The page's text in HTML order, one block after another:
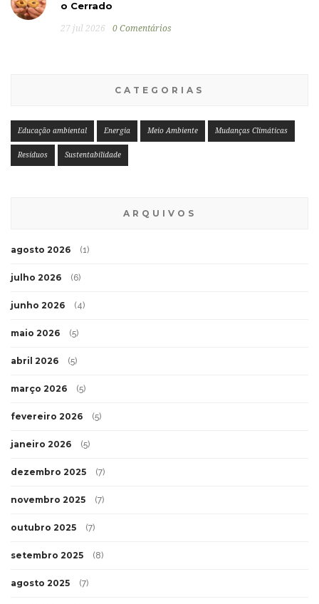
o Cerrado
27 jul 2026 0 Comentários
CATEGORIAS
Educação ambiental Energia Meio Ambiente Mudanças Climáticas
Resíduos Sustentabilidade
ARQUIVOS
agosto 2026 (1)
julho 2026 (6)
junho 2026 (4)
maio 2026 (5)
abril 2026 (5)
março 2026 (5)
fevereiro 2026 (5)
janeiro 2026 (5)
dezembro 2025 (7)
novembro 2025 (7)
outubro 2025 (7)
setembro 2025 (8)
agosto 2025 (7)